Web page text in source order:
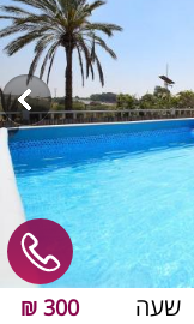
שעה 300 ₪